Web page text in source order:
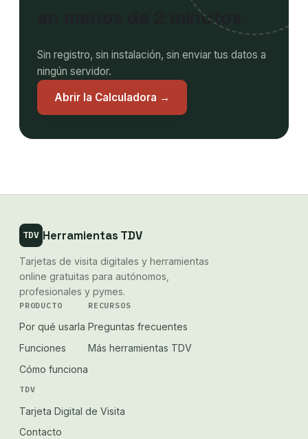
en menos de 2 minutos
Sin registro, sin instalación, sin enviar tus datos a
ningún servidor.
Abrir la Calculadora →
TDV Herramientas TDV
Tarjetas de visita digitales y herramientas
online gratuitas para autónomos,
profesionales y pymes.
PRODUCTO
Por qué usarla
Funciones
Cómo funciona
RECURSOS
Preguntas frecuentes
Más herramientas TDV
TDV
Tarjeta Digital de Visita
Contacto